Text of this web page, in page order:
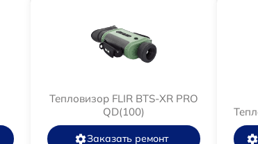
Тепловизор FLIR BTS-XR PRO
QD(100)
Заказать ремонт